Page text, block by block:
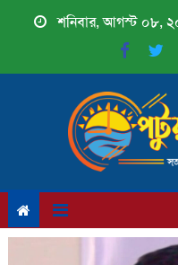
শনিবার, আগস্ট ০৮,